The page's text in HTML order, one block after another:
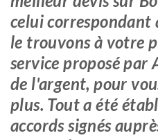
celui
le trouvons à votre
service proposé par
de l'argent, pour
plus. Tout a été
accords signés